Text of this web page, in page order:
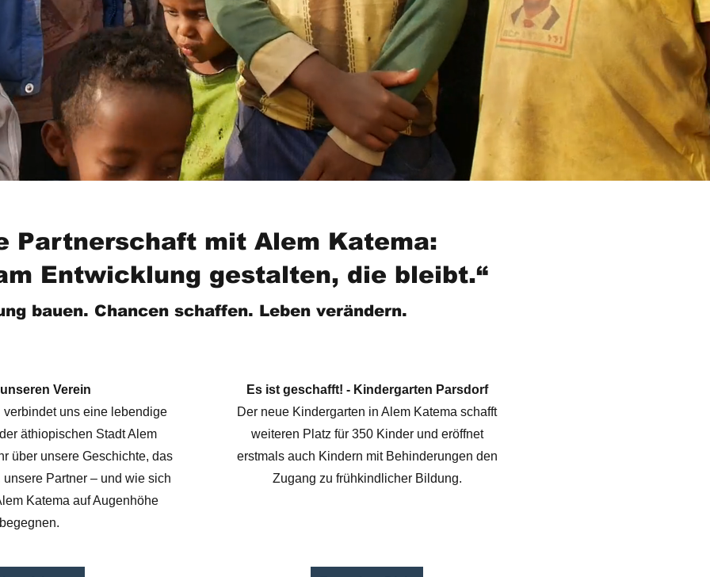
Partnerschaft mit Alem Katema:
Entwicklung gestalten, die bleibt.“
bauen. Chancen schaffen. Leben verändern.
Verein
verbindet uns eine lebendige
äthiopischen Stadt Alem
über unsere Geschichte, das
Partner – und wie sich
Katema auf Augenhöhe
Es ist geschafft! - Kindergarten Parsdorf
Der neue Kindergarten in Alem Katema schafft
weiteren Platz für 350 Kinder und eröffnet
erstmals auch Kindern mit Behinderungen den
Zugang zu frühkindlicher Bildung.